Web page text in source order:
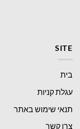
SITE
בית
עגלת קניות
תנאי שימוש באתר
צרו קשר